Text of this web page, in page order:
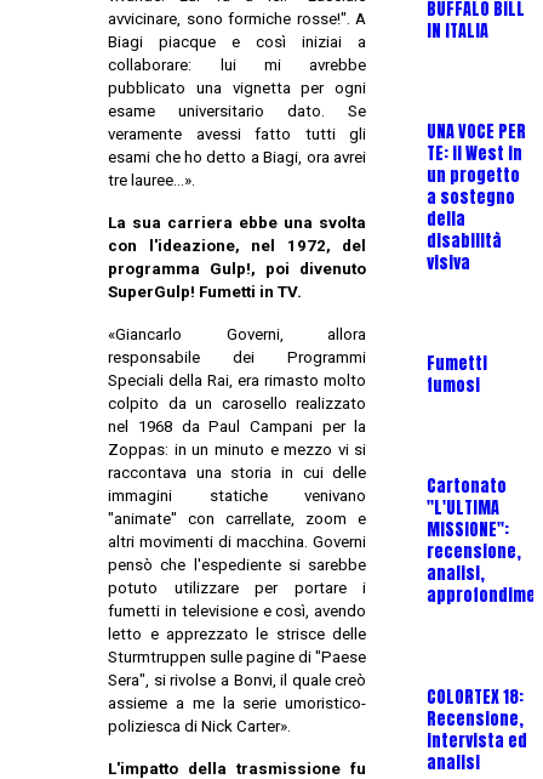
avvicinare, sono formiche rosse!". A
Biagi piacque e così iniziai a
collaborare: lui mi avrebbe
pubblicato una vignetta per ogni
esame universitario dato. Se
veramente avessi fatto tutti gli
esami che ho detto a Biagi, ora avrei
tre lauree...».
La sua carriera ebbe una svolta
con l'ideazione, nel 1972, del
programma Gulp!, poi divenuto
SuperGulp! Fumetti in TV.
«Giancarlo Governi, allora
responsabile dei Programmi
Speciali della Rai, era rimasto molto
colpito da un carosello realizzato
nel 1968 da Paul Campani per la
Zoppas: in un minuto e mezzo vi si
raccontava una storia in cui delle
immagini statiche venivano
"animate" con carrellate, zoom e
altri movimenti di macchina. Governi
pensò che l'espediente si sarebbe
potuto utilizzare per portare i
fumetti in televisione e così, avendo
letto e apprezzato le strisce delle
Sturmtruppen sulle pagine di "Paese
Sera", si rivolse a Bonvi, il quale creò
assieme a me la serie umoristico-
poliziesca di Nick Carter».
L'impatto della trasmissione fu
BUFFALO BILL
IN ITALIA
UNA VOCE PER
TE: il West in
un progetto
a sostegno
della
disabilità
visiva
Fumetti
fumosi
Cartonato
"L'ULTIMA
MISSIONE":
recensione,
analisi,
COLORTEX 18:
Recensione,
intervista ed
analisi